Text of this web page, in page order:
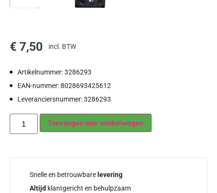
€ 7,50 incl. BTW
Artikelnummer: 3286293
EAN-nummer: 8028693425612
Leveranciersnummer: 3286293
Toevoegen aan winkelwagen
Snelle en betrouwbare levering
Altijd klantgericht en behulpzaam